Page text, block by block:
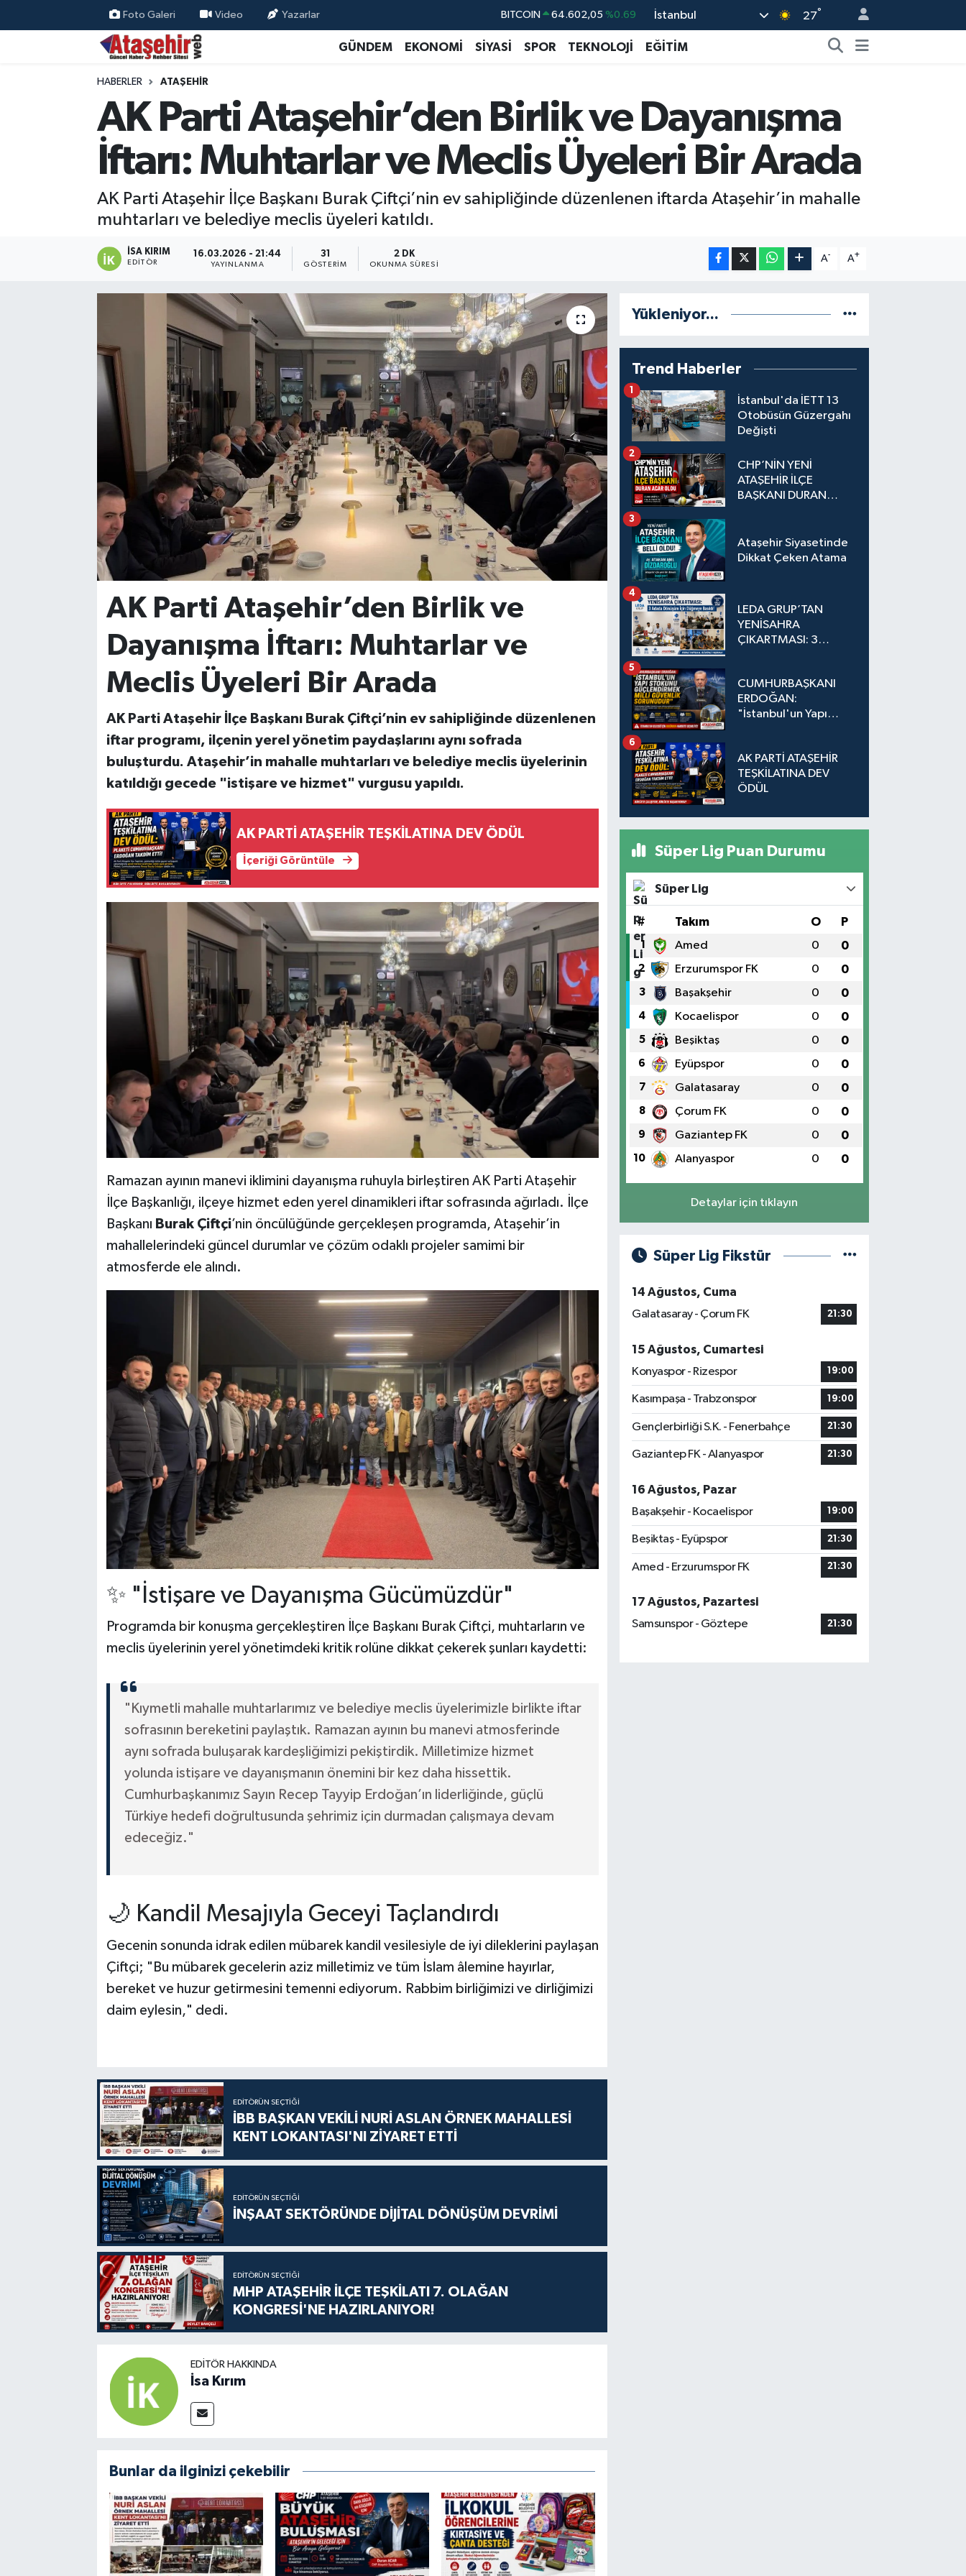
Foto Galeri Video Yazarlar DOLAR 47,6006 %0.06
EURO 55,0250 %0.02
BİST100 13.768 %48
BITCOIN 64.602,05 %0.69
İstanbul 27°
GÜNDEM EKONOMİ SİYASİ SPOR TEKNOLOJİ EĞİTİM
HABERLER ATAŞEHİR
AK Parti Ataşehir’den Birlik ve Dayanışma
İftarı: Muhtarlar ve Meclis Üyeleri Bir Arada
AK Parti Ataşehir İlçe Başkanı Burak Çiftçi’nin ev sahipliğinde düzenlenen iftarda Ataşehir’in mahalle
muhtarları ve belediye meclis üyeleri katıldı.
İSA KIRIM
EDITÖR
16.03.2026 - 21:44
YAYINLANMA
31
GÖSTERIM
2 DK
OKUNMA SÜRESI
A- A+
AK Parti Ataşehir’den Birlik ve
Dayanışma İftarı: Muhtarlar ve
Meclis Üyeleri Bir Arada
AK Parti Ataşehir İlçe Başkanı Burak Çiftçi’nin ev sahipliğinde düzenlenen
iftar programı, ilçenin yerel yönetim paydaşlarını aynı sofrada
buluşturdu. Ataşehir’in mahalle muhtarları ve belediye meclis üyelerinin
katıldığı gecede "istişare ve hizmet" vurgusu yapıldı.
AK PARTİ ATAŞEHİR TEŞKİLATINA DEV ÖDÜL
İçeriği Görüntüle
Ramazan ayının manevi iklimini dayanışma ruhuyla birleştiren AK Parti Ataşehir
İlçe Başkanlığı, ilçeye hizmet eden yerel dinamikleri iftar sofrasında ağırladı. İlçe
Başkanı Burak Çiftçi’nin öncülüğünde gerçekleşen programda, Ataşehir’in
mahallelerindeki güncel durumlar ve çözüm odaklı projeler samimi bir
atmosferde ele alındı.
✨ "İstişare ve Dayanışma Gücümüzdür"
Programda bir konuşma gerçekleştiren İlçe Başkanı Burak Çiftçi, muhtarların ve
meclis üyelerinin yerel yönetimdeki kritik rolüne dikkat çekerek şunları kaydetti:
"Kıymetli mahalle muhtarlarımız ve belediye meclis üyelerimizle birlikte iftar
sofrasının bereketini paylaştık. Ramazan ayının bu manevi atmosferinde
aynı sofrada buluşarak kardeşliğimizi pekiştirdik. Milletimize hizmet
yolunda istişare ve dayanışmanın önemini bir kez daha hissettik.
Cumhurbaşkanımız Sayın Recep Tayyip Erdoğan’ın liderliğinde, güçlü
Türkiye hedefi doğrultusunda şehrimiz için durmadan çalışmaya devam
edeceğiz."
🌙 Kandil Mesajıyla Geceyi Taçlandırdı
Gecenin sonunda idrak edilen mübarek kandil vesilesiyle de iyi dileklerini paylaşan
Çiftçi; "Bu mübarek gecelerin aziz milletimiz ve tüm İslam âlemine hayırlar,
bereket ve huzur getirmesini temenni ediyorum. Rabbim birliğimizi ve dirliğimizi
daim eylesin," dedi.
EDITÖRÜN SEÇTIĞI
İBB BAŞKAN VEKİLİ NURİ ASLAN ÖRNEK MAHALLESİ
KENT LOKANTASI'NI ZİYARET ETTİ
EDITÖRÜN SEÇTIĞI
İNŞAAT SEKTÖRÜNDE DİJİTAL DÖNÜŞÜM DEVRİMİ
EDITÖRÜN SEÇTIĞI
MHP ATAŞEHİR İLÇE TEŞKİLATI 7. OLAĞAN
KONGRESİ'NE HAZIRLANIYOR!
EDITÖR HAKKINDA
İsa Kırım
Bunlar da ilginizi çekebilir
Yükleniyor...
Trend Haberler
İstanbul'da İETT 13
Otobüsün Güzergahı
Değişti
1
CHP’NİN YENİ
ATAŞEHİR İLÇE
BAŞKANI DURAN
2
Ataşehir Siyasetinde
Dikkat Çeken Atama
3
LEDA GRUP’TAN
YENİSAHRA
ÇIKARTMASI: 3
4
CUMHURBAŞKANI
ERDOĞAN:
"İstanbul'un Yapı
Güvenlik Sorunudur"
5
AK PARTİ ATAŞEHİR
TEŞKİLATINA DEV
ÖDÜL
6
Süper Lig Puan Durumu
Süper Lig
# Takım O P
1 Amed 0 0
2 Erzurumspor FK 0 0
3 Başakşehir 0 0
4 Kocaelispor 0 0
5 Beşiktaş 0 0
6 Eyüpspor 0 0
7 Galatasaray 0 0
8 Çorum FK 0 0
9 Gaziantep FK 0 0
10 Alanyaspor 0 0
Detaylar için tıklayın
Süper Lig Fikstür
14 Ağustos, Cuma
Galatasaray - Çorum FK
21:30
15 Ağustos, Cumartesi
Konyaspor - Rizespor
19:00
Kasımpaşa - Trabzonspor 19:00
Gençlerbirliği S.K. - Fenerbahçe 21:30
Gaziantep FK - Alanyaspor 21:30
16 Ağustos, Pazar
Başakşehir - Kocaelispor
19:00
Beşiktaş - Eyüpspor 21:30
Amed - Erzurumspor FK 21:30
17 Ağustos, Pazartesi
Samsunspor - Göztepe
21:30
Hava Durumu
Süper Lig Puan Durumu ve Fikstür
Son Dakika Haberleri